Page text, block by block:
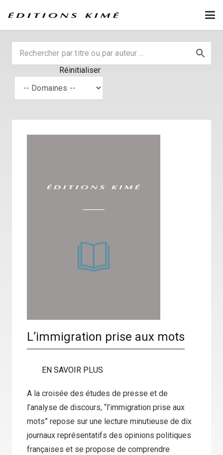
Réinitialiser
L’immigration prise aux mots
EN SAVOIR PLUS
A la croisée des études de presse et de
l’analyse de discours, “l’immigration prise aux
mots” repose sur une lecture minutieuse de dix
journaux représentatifs des opinions politiques
françaises et se propose de comprendre